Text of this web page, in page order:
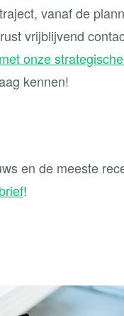
vanaf de
vrijblijvend
onze
kennen!
en de meeste
!